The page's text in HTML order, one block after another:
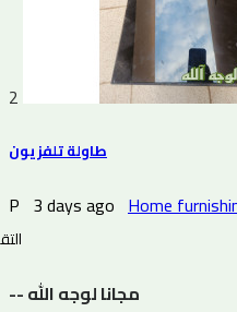
2
طاولة تلفزيون
P 3 days ago Home
0
-- مجانا لوجه الله